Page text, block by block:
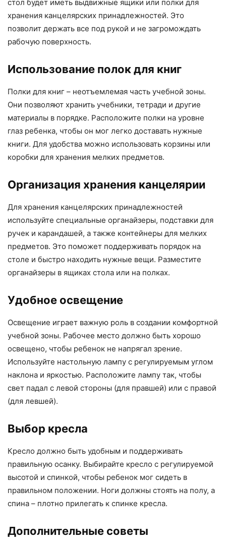
стол будет иметь выдвижные ящики или полки для
хранения канцелярских принадлежностей. Это
позволит держать все под рукой и не загромождать
рабочую поверхность.
Использование полок для книг
Полки для книг – неотъемлемая часть учебной зоны.
Они позволяют хранить учебники, тетради и другие
материалы в порядке. Расположите полки на уровне
глаз ребенка, чтобы он мог легко доставать нужные
книги. Для удобства можно использовать корзины или
коробки для хранения мелких предметов.
Организация хранения канцелярии
Для хранения канцелярских принадлежностей
используйте специальные органайзеры, подставки для
ручек и карандашей, а также контейнеры для мелких
предметов. Это поможет поддерживать порядок на
столе и быстро находить нужные вещи. Разместите
органайзеры в ящиках стола или на полках.
Удобное освещение
Освещение играет важную роль в создании комфортной
учебной зоны. Рабочее место должно быть хорошо
освещено, чтобы ребенок не напрягал зрение.
Используйте настольную лампу с регулируемым углом
наклона и яркостью. Расположите лампу так, чтобы
свет падал с левой стороны (для правшей) или с правой
(для левшей).
Выбор кресла
Кресло должно быть удобным и поддерживать
правильную осанку. Выбирайте кресло с регулируемой
высотой и спинкой, чтобы ребенок мог сидеть в
правильном положении. Ноги должны стоять на полу, а
спина – плотно прилегать к спинке кресла.
Дополнительные советы